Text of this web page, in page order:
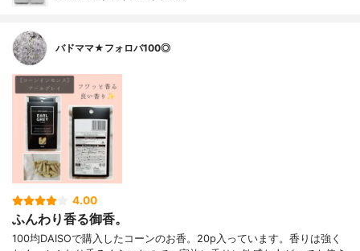
バドママ★フォロバ100◎
4.00
ふんわり香る御香。
100均DAISOで購入したコーンのお香。20p入っています。香りは強く